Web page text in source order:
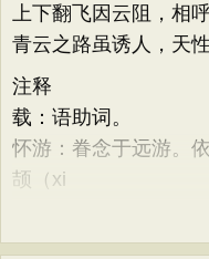
上下翻飞因云阻，相
青云之路虽诱人，天
注释
载：语助词。
怀游：眷念于远游。
颉（xi